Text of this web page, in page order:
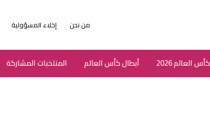
من نحن إخلاء المسؤولية
كأس العالم 2026 أبطال كأس العالم المنتخبات المشاركة